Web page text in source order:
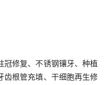
冠修复、不锈钢镶牙、种植
齿根管充填、干细胞再生修